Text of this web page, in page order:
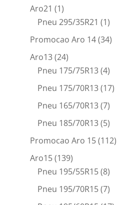
Aro21 (1)
Pneu 295/35R21 (1)
Promocao Aro 14(34)
Aro13(24)
Pneu 175/75R13(4)
Pneu 175/70R13(17)
Pneu 165/70R13(7)
Pneu 185/70R13(5)
Promocao Aro 15(112)
Aro15(139)
Pneu 195/55R15(8)
Pneu 195/70R15(7)